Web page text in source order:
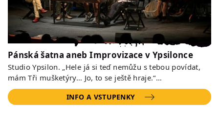
Pánská šatna aneb Improvizace v Ypsilonce
Studio Ypsilon. „Hele já si teď nemůžu s tebou povídat,
mám Tři mušketýry… Jo, to se ještě hraje.“…
INFO A VSTUPENKY